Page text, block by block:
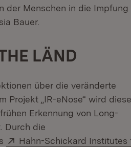
der Menschen in die Impfung
Bauer.
LÄND
über die veränderte
Projekt „IR-eNose“ wird diese
Erkennung von Long-
Durch die
in neuem Fenster)
Extern:
Hahn-Schickard Institutes